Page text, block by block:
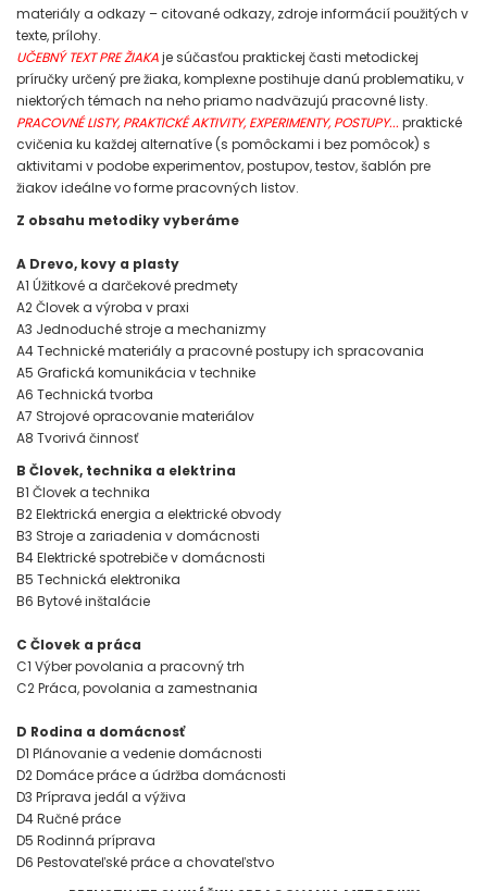
materiály a odkazy – citované odkazy, zdroje informácií použitých v
texte, prílohy.
UČEBNÝ TEXT PRE ŽIAKAje súčasťou praktickej časti metodickej
príručky určený pre žiaka, komplexne postihuje danú problematiku, v
niektorých témach na neho priamo nadväzujú pracovné listy.
PRACOVNÉ LISTY, PRAKTICKÉ AKTIVITY, EXPERIMENTY, POSTUPY... praktické
cvičenia ku každej alternatíve (s pomôckami i bez pomôcok) s
aktivitami v podobe experimentov, postupov, testov, šablón pre
žiakov ideálne vo forme pracovných listov.
Z obsahu metodiky vyberáme
A Drevo, kovy a plasty
A1 Úžitkové a darčekové predmety
A2 Človek a výroba v praxi
A3 Jednoduché stroje a mechanizmy
A4 Technické materiály a pracovné postupy ich spracovania
A5 Grafická komunikácia v technike
A6 Technická tvorba
A7 Strojové opracovanie materiálov
A8 Tvorivá činnosť
B Človek, technika a elektrina
B1 Človek a technika
B2 Elektrická energia a elektrické obvody
B3 Stroje a zariadenia v domácnosti
B4 Elektrické spotrebiče v domácnosti
B5 Technická elektronika
B6 Bytové inštalácie
C Človek a práca
C1 Výber povolania a pracovný trh
C2 Práca, povolania a zamestnania
D Rodina a domácnosť
D1 Plánovanie a vedenie domácnosti
D2 Domáce práce a údržba domácnosti
D3 Príprava jedál a výživa
D4 Ručné práce
D5 Rodinná príprava
D6 Pestovateľské práce a chovateľstvo